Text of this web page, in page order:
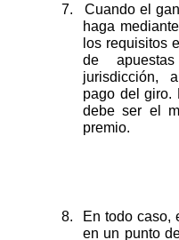
7.
Cuando el
haga
los requisitos
de
jurisdicción,
pago del giro.
debe ser el
premio.
8.
En todo caso,
en un punto